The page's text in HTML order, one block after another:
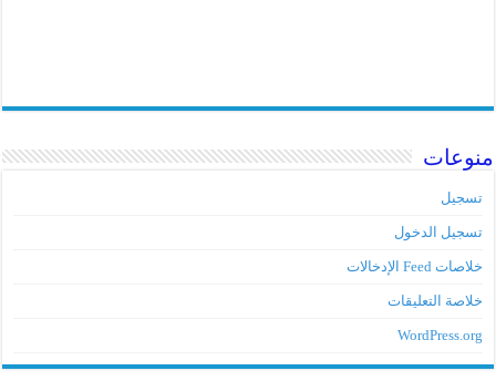
منوعات
تسجيل
تسجيل الدخول
خلاصات Feed الإدخالات
خلاصة التعليقات
WordPress.org